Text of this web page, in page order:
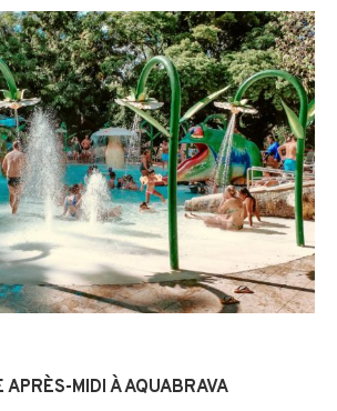
APRÈS-MIDI À AQUABRAVA